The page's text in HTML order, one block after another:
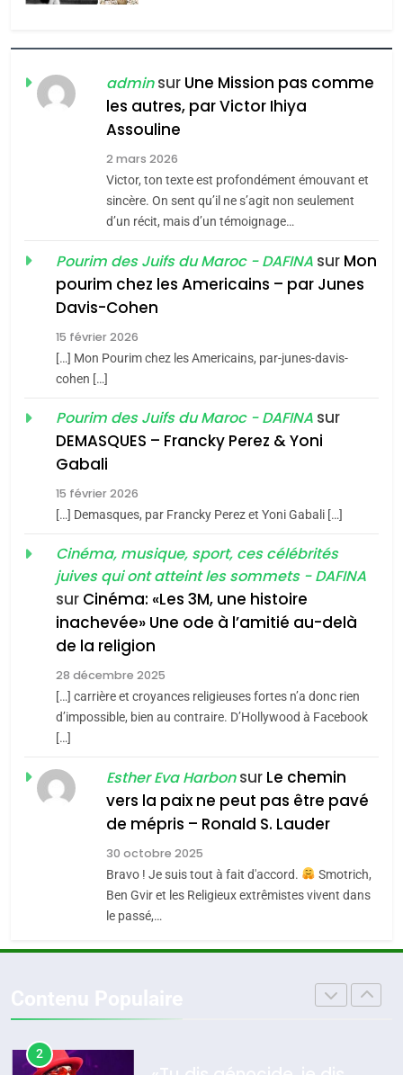
FIÈRE, DIGNE ET RÉSILIENTE :
POURQUOI JE REVENDIQUE
MA JUDAÏTE par Thérèse
Zrihen-Dvir
ISRAÉL JUDAISME
CE QUI NOUS MANQUE –
Jacques Hadida
JUDAISME
Maroc : Les amandes de
Tafraout, le miel de Tadla
du terroir
Oeil ravageur – Vanessa
De Loya Stauber
«Tu dis génocide, je dis
guerre»: La nouvelle
chanson de Boy George
ISRAÉL JUDAISME
Accords d’Isaac:
l’alliance pourrait
s’étendre à 13 pays
d’Amérique latine
ISRAÉL JUDAISME
2025, l’année la plus
meurtrière selon le
FIÈRE, DIGNE ET RÉSILIENTE :
adminsur Une Mission pas comme
les autres, par Victor Ihiya
Assouline
2 mars 2026
Victor, ton texte est profondément émouvant et
sincère. On sent qu’il ne s’agit non seulement
d’un récit, mais d’un témoignage…
Pourim des Juifs du Maroc - DAFINA sur Mon
pourim chez les Americains – par Junes
Davis-Cohen
15 février 2026
[…] Mon Pourim chez les Americains, par-junes-davis-
cohen […]
Pourim des Juifs du Maroc - DAFINA sur
DEMASQUES – Francky Perez & Yoni
Gabali
15 février 2026
[…] Demasques, par Francky Perez et Yoni Gabali […]
Cinéma, musique, sport, ces célébrités
juives qui ont atteint les sommets - DAFINA
sur Cinéma: «Les 3M, une histoire
inachevée» Une ode à l’amitié au-delà
de la religion
28 décembre 2025
[…] carrière et croyances religieuses fortes n’a donc rien
d’impossible, bien au contraire. D’Hollywood à Facebook
[…]
Esther Eva Harbonsur Le chemin
vers la paix ne peut pas être pavé
de mépris – Ronald S. Lauder
30 octobre 2025
Bravo ! Je suis tout à fait d'accord.
Smotrich,
Ben Gvir et les Religieux extrêmistes vivent dans
le passé,…
meurtrière selon le rapport
l’antisémitisme
FIÈRE, DIGNE ET RÉSILIENTE :
POURQUOI JE REVENDIQUE
MA JUDAÏTE par Thérèse
Zrihen-Dvir
ISRAÉL
CE QUI NOUS MANQUE –
JUDAISME
Maroc : Les amandes de
Tafraout, le miel de Tadla
Azilal consacrés produits
du terroir
DAFINA MAROC
Oeil ravageur – Vanessa De
2